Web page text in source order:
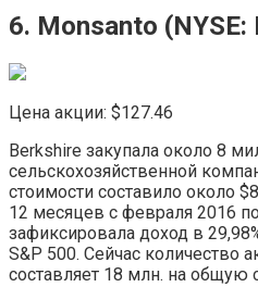
6. Monsanto (NYSE:
Цена акции: $127.46
Berkshire закупала около 8
сельскохозяйственной
стоимости составило около
12 месяцев с февраля 2016
зафиксировала доход в
S&P 500. Сейчас количество
составляет 18 млн. на общую